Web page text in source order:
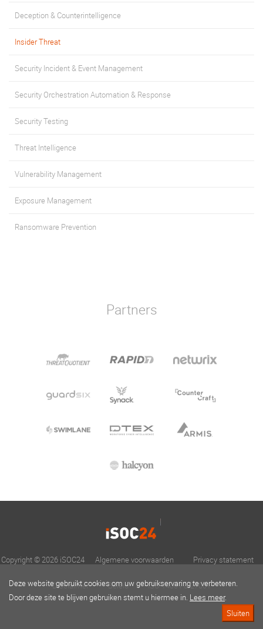
Deception & Counterintelligence
Insider Threat
Security Incident & Event Management
Security Orchestration Automation & Response
Security Testing
Threat Intelligence
Vulnerability Management
Exposure Management
Ransomware Prevention
Partners
Copyright © 2026 iSOC24 Algemene voorwaarden Privacy statement
Disclaimer Beleid ISO 14001 & 27001
Deze website gebruikt cookies om uw gebruikservaring te verbeteren.
Door deze site te blijven gebruiken stemt u hiermee in. Lees meer.
Sluiten